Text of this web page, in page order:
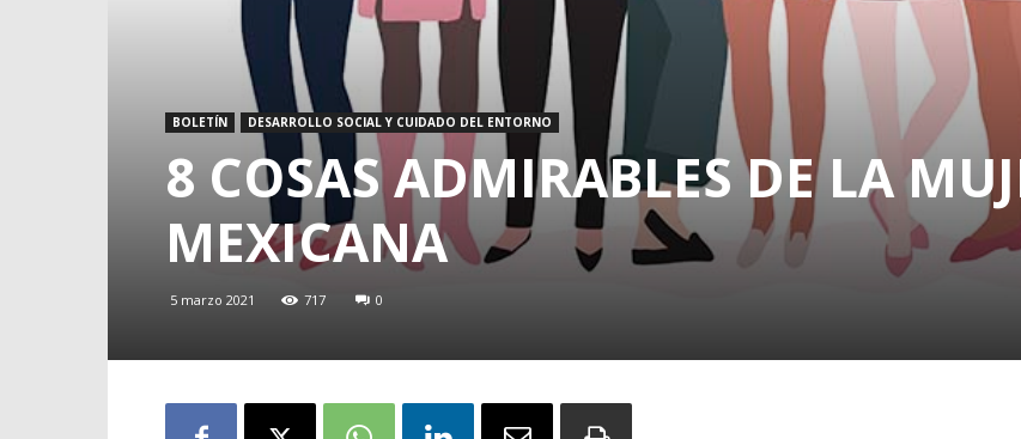
BOLETÍN DESARROLLO SOCIAL Y CUIDADO DEL ENTORNO
8 COSAS ADMIRABLES DE LA
MEXICANA
5 marzo 2021 717 0